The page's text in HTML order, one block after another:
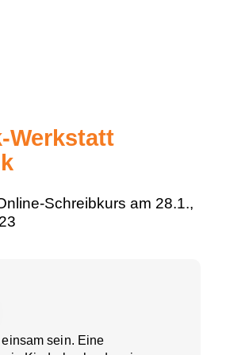
Werkstatt
Schreibkurs am 28.1.,
sein. Eine